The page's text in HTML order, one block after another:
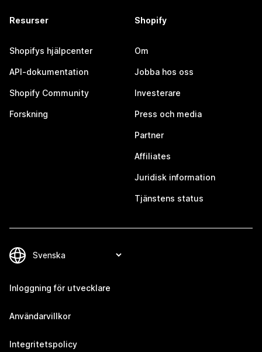
Resurser
Shopifys hjälpcenter
API-dokumentation
Shopify Community
Forskning
Shopify
Om
Jobba hos oss
Investerare
Press och media
Partner
Affiliates
Juridisk information
Tjänstens status
Inloggning för utvecklare
Användarvillkor
Integritetspolicy